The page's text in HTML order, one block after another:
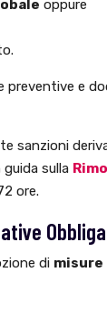
oppure
e
sanzioni
sulla
ore.
di misure